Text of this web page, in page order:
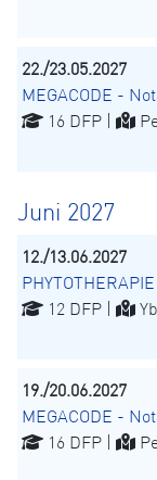
22./23.05.2027
MEGACODE -
16 DFP |
Juni 2027
12./13.06.2027
12 DFP |
19./20.06.2027
MEGACODE -
16 DFP |